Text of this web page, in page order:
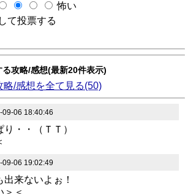
怖い
て投票する
攻略/感想(最新20件表示)
略/感想を全て見る(50)
09-06 18:40:46
・・（ＴＴ）
09-06 19:02:49
来ないよぉ！
＞＜